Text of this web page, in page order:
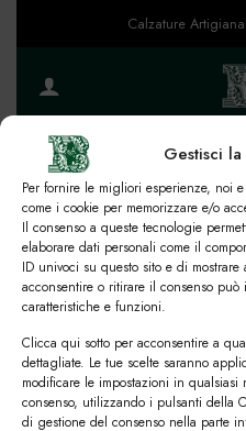
Gestisci
Per fornire le migliori esperienze, noi
come i cookie per memorizzare e/o
Il consenso a queste tecnologie
elaborare dati personali come il
ID univoci su questo sito e di
acconsentire o ritirare il consenso
caratteristiche e funzioni.
Clicca qui sotto per acconsentire a
dettagliate. Le tue scelte saranno
modificare le impostazioni in qualsiasi
consenso, utilizzando i pulsanti della
di gestione del consenso nella parte
Calzature
Torna alla Home page